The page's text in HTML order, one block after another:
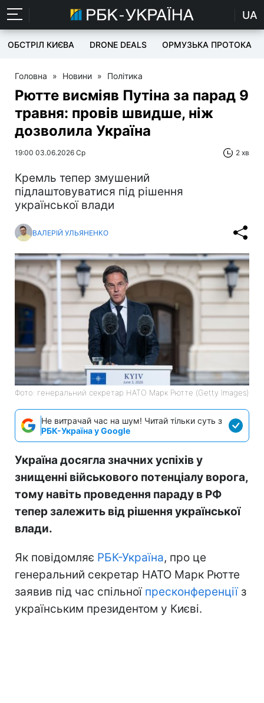
UA
ОБСТРІЛ КИЄВА DRONE DEALS ОРМУЗЬКА ПРОТОКА
Головна » Новини » Політика
Рютте висміяв Путіна за парад 9
травня: провів швидше, ніж
дозволила Україна
19:00 03.06.2026 Ср 2 хв
Кремль тепер змушений
підлаштовуватися під рішення
української влади
ВАЛЕРІЙ УЛЬЯНЕНКО
Фото: генеральний секретар НАТО Марк Рютте (Getty Images)
Не витрачай час на шум! Читай тільки суть з
РБК-Україна у Google
Україна досягла значних успіхів у
знищенні військового потенціалу ворога,
тому навіть проведення параду в РФ
тепер залежить від рішення української
влади.
Як повідомляє РБК-Україна, про це
генеральний секретар НАТО Марк Рютте
заявив під час спільної пресконференціїз
українським президентом у Києві.